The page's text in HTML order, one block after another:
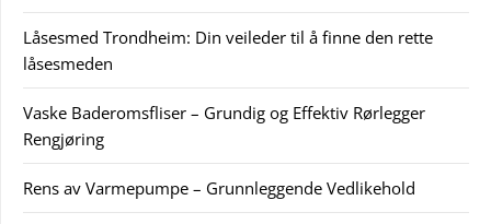
Låsesmed Trondheim: Din veileder til å finne den rette
låsesmeden
Vaske Baderomsfliser – Grundig og Effektiv Rørlegger
Rengjøring
Rens av Varmepumpe – Grunnleggende Vedlikehold